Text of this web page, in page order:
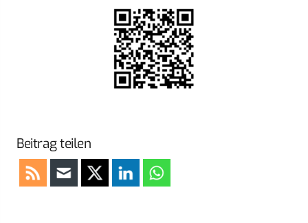
Beitrag teilen